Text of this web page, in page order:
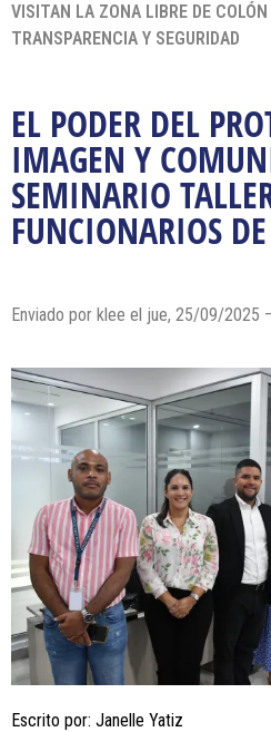
VISITAN LA ZONA LIBRE DE
TRANSPARENCIA Y SEGURIDAD
EL PODER DEL
IMAGEN Y
SEMINARIO
FUNCIONARIOS
Enviado por klee el jue, 25/09/2025
Escrito por: Janelle Yatiz